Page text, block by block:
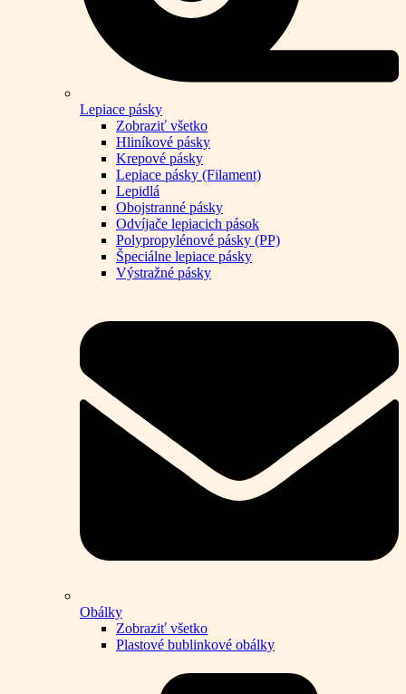
Lepiace pásky
Zobraziť všetko
Hliníkové pásky
Krepové pásky
Lepiace pásky (Filament)
Lepidlá
Obojstranné pásky
Odvíjače lepiacich pások
Polypropylénové pásky (PP)
Špeciálne lepiace pásky
Výstražné pásky
Obálky
Zobraziť všetko
Plastové bublinkové obálky